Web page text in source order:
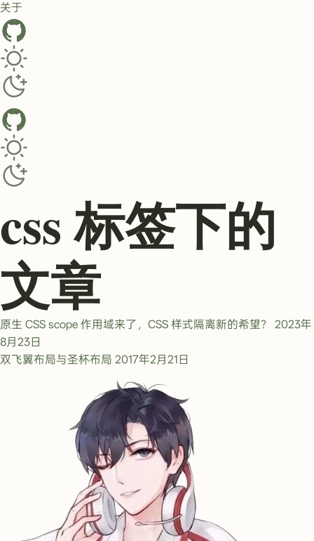
关于
GitHub
Toggle dark/light theme
Toggle dark/light theme
css 标签下的
文章
原生 CSS scope 作用域来了，CSS 样式隔离新的希望？
2023年
8月23日
双飞翼布局与圣杯布局 2017年2月21日